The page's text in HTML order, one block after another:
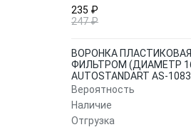
235 ₽
247 ₽
ВОРОНКА
ФИЛЬТРОМ (ДИАМЕТР
AUTOSTANDART AS-
Вероятность
Наличие
Отгрузка